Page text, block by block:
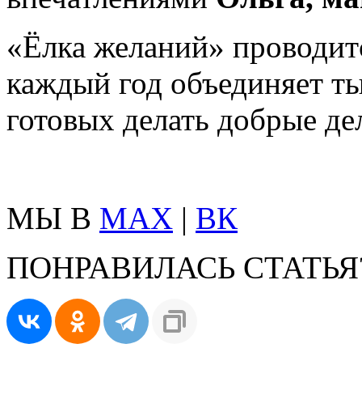
«Ёлка желаний»
каждый год объединяет
готовых делать добрые
МЫ В MAX | ВК
ПОНРАВИЛАСЬ